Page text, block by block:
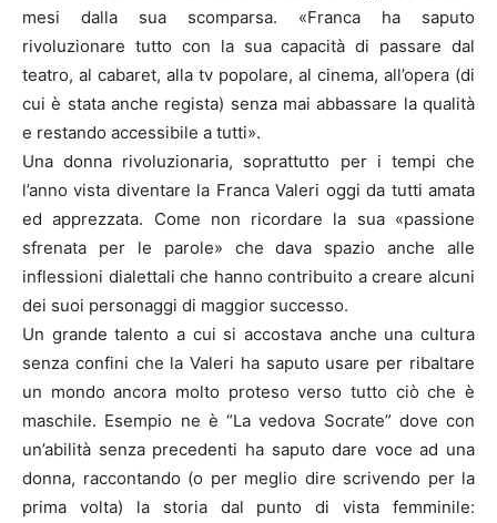
mesi dalla sua scomparsa. «Franca ha saputo
rivoluzionare tutto con la sua capacità di passare dal
teatro, al cabaret, alla tv popolare, al cinema, all’opera (di
cui è stata anche regista) senza mai abbassare la qualità
e restando accessibile a tutti».
Una donna rivoluzionaria, soprattutto per i tempi che
l’anno vista diventare la Franca Valeri oggi da tutti amata
ed apprezzata. Come non ricordare la sua «passione
sfrenata per le parole» che dava spazio anche alle
inflessioni dialettali che hanno contribuito a creare alcuni
dei suoi personaggi di maggior successo.
Un grande talento a cui si accostava anche una cultura
senza confini che la Valeri ha saputo usare per ribaltare
un mondo ancora molto proteso verso tutto ciò che è
maschile. Esempio ne è “La vedova Socrate” dove con
un’abilità senza precedenti ha saputo dare voce ad una
donna, raccontando (o per meglio dire scrivendo per la
prima volta) la storia dal punto di vista femminile: